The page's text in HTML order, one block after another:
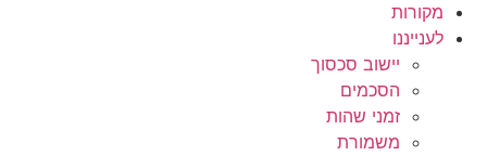
מקורות
לענייננו
יישוב סכסוך
הסכמים
זמני שהות
משמורת